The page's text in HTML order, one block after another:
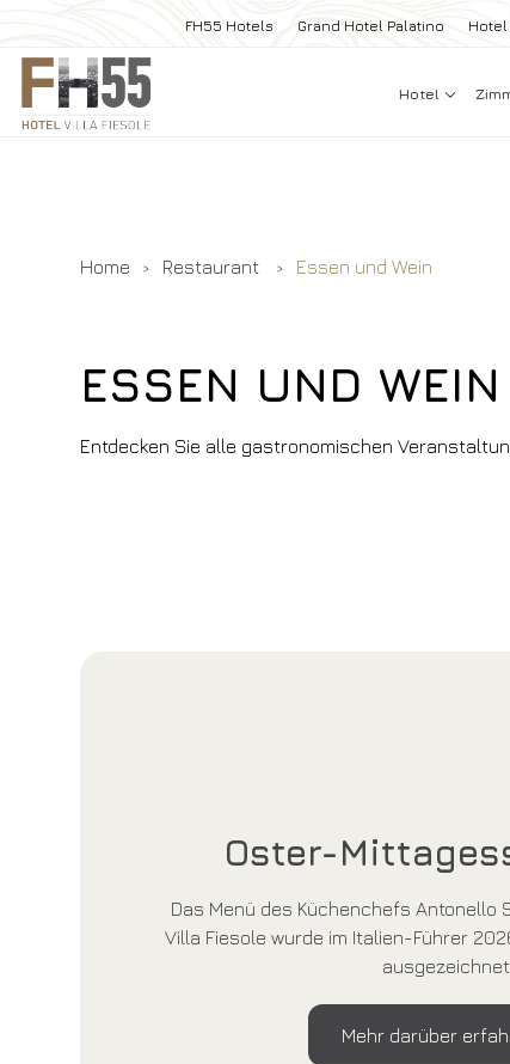
FH55 Hotels Grand Hotel Palatino Hotel
Hotel
Home Restaurant Essen und Wein
ESSEN UND WEIN
Entdecken Sie alle gastronomischen
Oster-
Das Menü des Küchenchefs Antonello
Villa Fiesole wurde im Italien-Führer
ausgezeichnet.
Mehr darüber